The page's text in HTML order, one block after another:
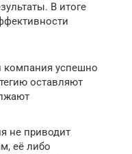
В итоге
компания успешно
оставляют
не приводит
её либо